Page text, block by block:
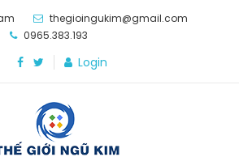
thegioingukim@gmail.com
0965.383.193
Login